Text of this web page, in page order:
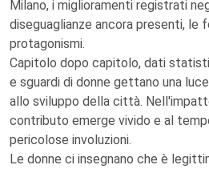
Milano, i miglioramenti registrati
diseguaglianze ancora presenti, le
protagonismi.
Capitolo dopo capitolo, dati
e sguardi di donne gettano una
allo sviluppo della città.
contributo emerge vivido e al
pericolose involuzioni.
Le donne ci insegnano che è